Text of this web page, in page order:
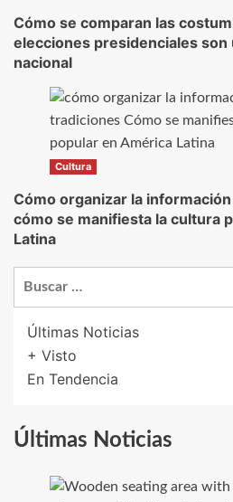
Cómo se comparan las
elecciones presidenciales
nacional
Cultura
Cómo organizar la
cómo se manifiesta la cultura
Latina
Últimas Noticias
+ Visto
En Tendencia
Últimas Noticias